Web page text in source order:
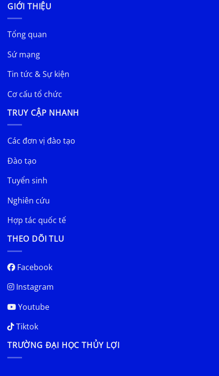
GIỚI THIỆU
Tổng quan
Sứ mạng
Tin tức & Sự kiện
Cơ cấu tổ chức
TRUY CẬP NHANH
Các đơn vị đào tạo
Đào tạo
Tuyển sinh
Nghiên cứu
Hợp tác quốc tế
THEO DÕI TLU
Facebook
Instagram
Youtube
Tiktok
TRƯỜNG ĐẠI HỌC THỦY LỢI